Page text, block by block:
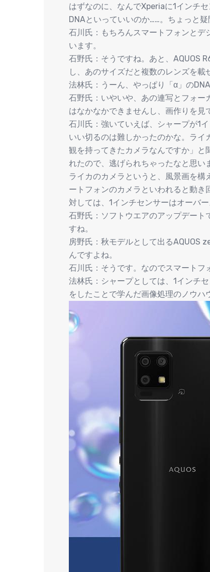
はずなのに、なんでXperiaに1インチ
DNAといっていいのか……。ちょっと疑
石川氏：もちろんスマートフォンと
います。
石野氏：そうですね。あと、AQUOS
し、あのサイズだと複数のレンズを載
法林氏：うーん、やっぱり「α」の
石野氏：いやいや、あの連写とフォ
はなかなかできませんし、画作りを見
石川氏：強いていえば、シャープが1
いい切るのは難しかったのかな。ラ
観を持ってきたカメラなんですか」と
れたので、逃げられちゃったなと思い
ライカのカメラというと、風景画を
ートフォンのカメラといわれると動
対しては、1インチセンサーはオーバー
石野氏：ソフトウエアのアップデー
すね。
房野氏：秋モデルとして出るAQUOS
んですよね。
石川氏：そうです。なのでスマートフ
法林氏：シャープとしては、1インチ
をしたことで学んだ画像処理のノウハ